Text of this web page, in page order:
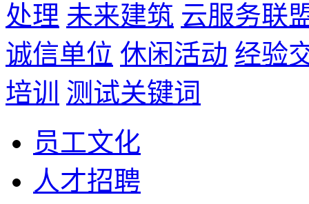
处理 未来建筑 云服务联
诚信单位 休闲活动 经验
培训 测试关键词
员工文化
人才招聘